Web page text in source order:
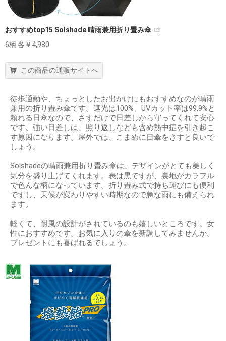
おすすめtop15 Solshade 晴雨兼用折り畳み傘
6柄 各￥4,980
この商品の通販サイトへ
徒歩通勤や、ちょっとしたお出かけにもおすすめなのが晴雨
兼用の折り畳み傘です。遮光は100%、UVカット率は99,9%と
頼れる日傘なので、さすだけで日差しから守ってくれて安心
です。強い日差しは、照り返しなども含め熱中症を引き起こ
す原因になります。屋外では、こまめに日傘をさすと良いで
しょう。
Solshadeの晴雨兼用折り畳み傘は、デザインがとても美しく
気分を盛り上げてくれます。表は黒ですが、裏地がカラフル
で色んな柄になっています。折り畳み式で持ち運びにも便利
ですし、天候が変わりやすい時期なので急な雨にも備えられ
ます。
軽くて、耐風の設計がされているのも嬉しいところです。女
性におすすめです。お気に入りの傘を新調してみませんか。
プレゼントにも喜ばれるでしょう。